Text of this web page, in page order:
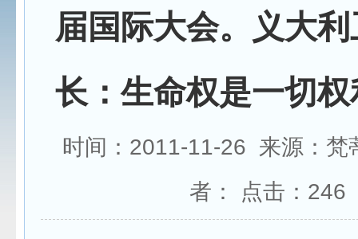
届国际大会。义大
长：生命权是一切
时间：2011-11-26 来源：
者： 点击： 246